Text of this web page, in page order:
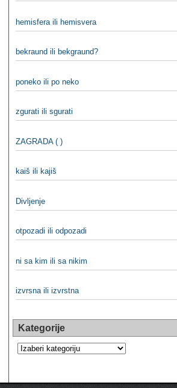
hemisfera ili hemisvera
bekraund ili bekgraund?
poneko ili po neko
zgurati ili sgurati
ZAGRADA ( )
kaiš ili kajiš
Divljenje
otpozadi ili odpozadi
ni sa kim ili sa nikim
izvrsna ili izvrstna
Kategorije
Kategorije